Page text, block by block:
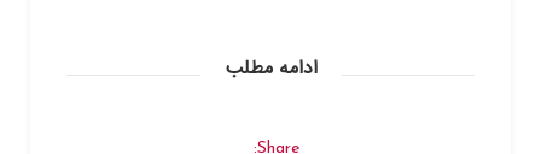
ادامه مطلب
Share: